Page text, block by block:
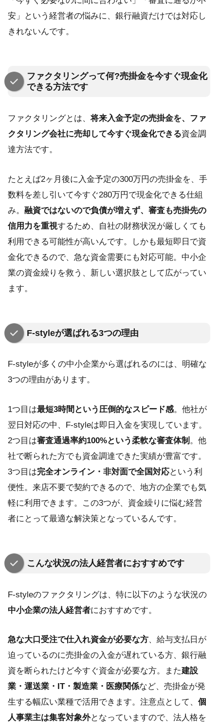
安」という経営者の悩みに、銀行融資だけでは対応し
きれないんです。
ファクタリングって何?売掛金を今すぐ現金化
できる方法です
ファクタリングとは、将来入金予定の売掛金を、ファ
クタリング会社に売却して今すぐ現金化できる資金調
達方法です。
たとえば2ヶ月後に入金予定の300万円の売掛金を、手
数料を差し引いて今すぐ280万円で現金化できる仕組
み。 融資ではないので負債が増えず、審査も売掛先の
信用力を重視するため、自社の財務状況が厳しくても
利用できる可能性が高いんです。しかも最短即日で資
金化できるので、急な資金需要にも対応可能。中小企
業の資金繰りを救う、新しい選択肢として広がってい
ます。
F-styleが選ばれる3つの理由
F-styleが多くの中小企業から選ばれるのには、明確な
3つの理由があります。
1つ目は最短3時間という圧倒的なスピード感。他社が
翌日対応の中、F-styleは即日入金を実現しています。
2つ目は審査通過率約100%という柔軟な審査体制 。他
社で断られた方でも資金調達できた実績が豊富です。
3つ目は完全オンライン・非対面で全国対応という利
便性。来店不要で契約できるので、地方の企業でも気
軽に利用できます。この3つが、資金繰りに悩む経営
者にとって最適な解決策となっているんです。
こんな状況の法人経営者におすすめです
F-styleのファクタリングは、特に以下のような状況の
中小企業の法人経営者におすすめです。
急な大口受注で仕入れ資金が必要な方、給与支払日が
迫っているのに売掛金の入金が遅れている方、銀行融
資を断られたけど今すぐ資金が必要な方。また建設
業・運送業・IT・製造業・医療関係など、売掛金が発
生する幅広い業種で活用できます。注意点として、 個
人事業主は集客対象外となっていますので、法人格を